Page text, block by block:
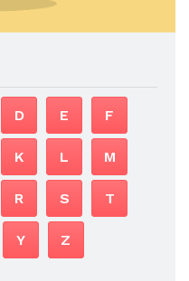
D E F
K L M
R S T
Y Z